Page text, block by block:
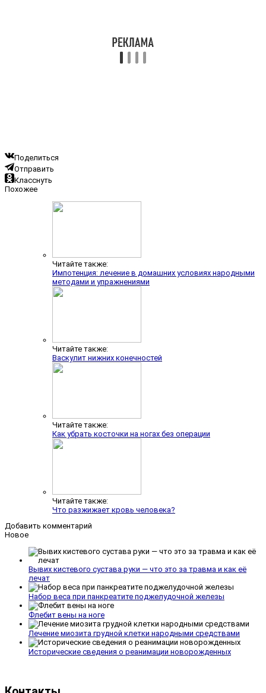
Поделиться
Отправить
Класснуть
Похожее
Читайте также:
Импотенция: лечение в домашних условиях народными
методами и упражнениями
Читайте также:
Васкулит нижних конечностей
Читайте также:
Как убрать косточки на ногах без операции
Читайте также:
Что разжижает кровь человека?
Добавить комментарий
Новое
Вывих кистевого сустава руки — что это за травма и как её
лечат
Набор веса при панкреатите поджелудочной железы
Флебит вены на ноге
Лечение миозита грудной клетки народными средствами
Исторические сведения о реанимации новорожденных